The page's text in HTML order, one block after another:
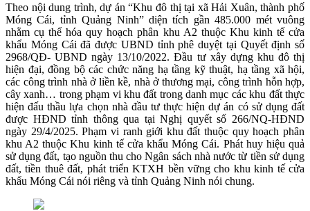
Theo nội dung trình, dự án “Khu đô thị tại xã Hải Xuân, thành phố
Móng Cái, tỉnh Quảng Ninh” diện tích gần 485.000 mét vuông
nhằm cụ thể hóa quy hoạch phân khu A2 thuộc Khu kinh tế cửa
khẩu Móng Cái đã được UBND tỉnh phê duyệt tại Quyết định số
2968/QĐ- UBND ngày 13/10/2022. Đầu tư xây dựng khu đô thị
hiện đại, đồng bộ các chức năng hạ tầng kỹ thuật, hạ tầng xã hội,
các công trình nhà ở liền kề, nhà ở thương mại, công trình hỗn hợp,
cây xanh… trong phạm vi khu đất trong danh mục các khu đất thực
hiện đấu thầu lựa chọn nhà đầu tư thực hiện dự án có sử dụng đất
được HĐND tỉnh thông qua tại Nghị quyết số 266/NQ-HĐND
ngày 29/4/2025. Phạm vi ranh giới khu đất thuộc quy hoạch phân
khu A2 thuộc Khu kinh tế cửa khẩu Móng Cái. Phát huy hiệu quả
sử dụng đất, tạo nguồn thu cho Ngân sách nhà nước từ tiền sử dụng
đất, tiền thuê đất, phát triển KTXH bền vững cho khu kinh tế cửa
khẩu Móng Cái nói riêng và tỉnh Quảng Ninh nói chung.